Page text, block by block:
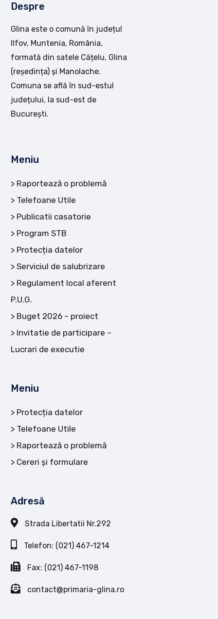
Despre
Glina este o comună în județul
Ilfov, Muntenia, România,
formată din satele Cățelu, Glina
(reședința) și Manolache.
Comuna se află în sud-estul
județului, la sud-est de
București.
Meniu
Raportează o problemă
Telefoane Utile
Publicatii casatorie
Program STB
Protecția datelor
Serviciul de salubrizare
Regulament local aferent
P.U.G.
Buget 2026 – proiect
Invitatie de participare –
Lucrari de executie
Meniu
Protecția datelor
Telefoane Utile
Raportează o problemă
Cereri și formulare
Adresă
Strada Libertatii Nr.292
Telefon: (021) 467-1214
Fax: (021) 467-1198
contact@primaria-glina.ro